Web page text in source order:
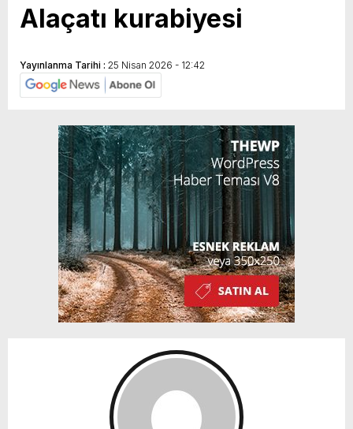
Alaçatı kurabiyesi
Yayınlanma Tarihi : 25 Nisan 2026 - 12:42